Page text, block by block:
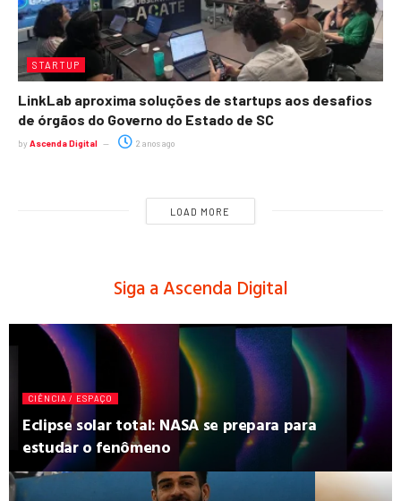
STARTUP
LinkLab aproxima soluções de startups aos desafios
de órgãos do Governo do Estado de SC
by Ascenda Digital 2 anos ago
LOAD MORE
Siga a Ascenda Digital
CIÊNCIA / ESPAÇO
Eclipse solar total: NASA se prepara para
estudar o fenômeno